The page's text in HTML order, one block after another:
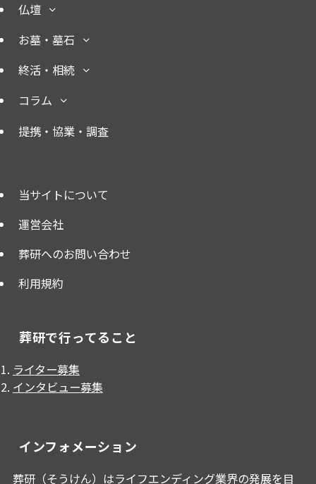
仏壇
お墓・墓石
終活・相続
コラム
提携・協業・調査
当サイトについて
運営会社
葬研へのお問い合わせ
利用規約
葬研で行ってること
ライター募集
インタビュー募集
インフォメーション
葬研（そうけん）はライフエンディング業界の発展を目